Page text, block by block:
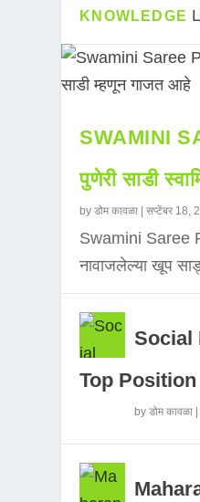
KNOWLEDGE
SWAMINI
पुणेरी साडी
byडोम कावळा |सप्टेंबर 18,
Swamini Saree
नावाजलेल्या खूप
Social
Top Position
byडोम कावळा